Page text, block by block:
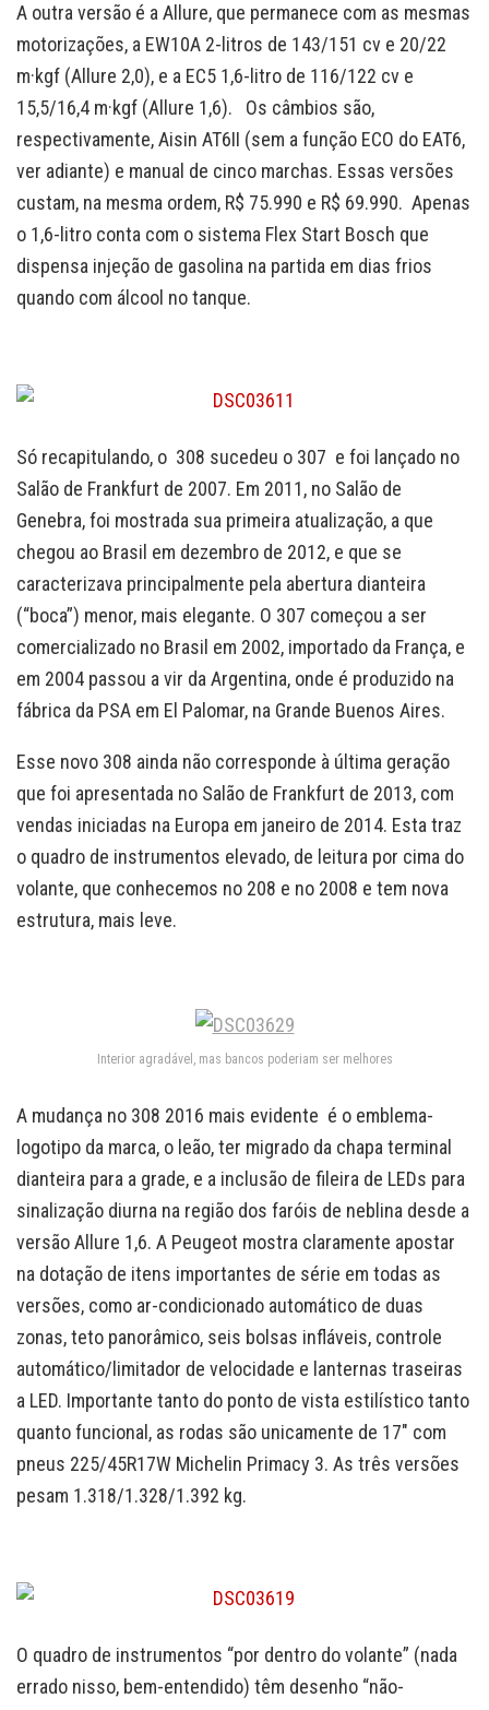
A outra versão é a Allure, que permanece com as mesmas
motorizações, a EW10A 2-litros de 143/151 cv e 20/22
m·kgf (Allure 2,0), e a EC5 1,6-litro de 116/122 cv e
15,5/16,4 m·kgf (Allure 1,6). Os câmbios são,
respectivamente, Aisin AT6II (sem a função ECO do EAT6,
ver adiante) e manual de cinco marchas. Essas versões
custam, na mesma ordem, R$ 75.990 e R$ 69.990. Apenas
o 1,6-litro conta com o sistema Flex Start Bosch que
dispensa injeção de gasolina na partida em dias frios
quando com álcool no tanque.
Só recapitulando, o 308 sucedeu o 307 e foi lançado no
Salão de Frankfurt de 2007. Em 2011, no Salão de
Genebra, foi mostrada sua primeira atualização, a que
chegou ao Brasil em dezembro de 2012, e que se
caracterizava principalmente pela abertura dianteira
(“boca”) menor, mais elegante. O 307 começou a ser
comercializado no Brasil em 2002, importado da França, e
em 2004 passou a vir da Argentina, onde é produzido na
fábrica da PSA em El Palomar, na Grande Buenos Aires.
Esse novo 308 ainda não corresponde à última geração
que foi apresentada no Salão de Frankfurt de 2013, com
vendas iniciadas na Europa em janeiro de 2014. Esta traz
o quadro de instrumentos elevado, de leitura por cima do
volante, que conhecemos no 208 e no 2008 e tem nova
estrutura, mais leve.
Interior agradável, mas bancos poderiam ser melhores
A mudança no 308 2016 mais evidente é o emblema-
logotipo da marca, o leão, ter migrado da chapa terminal
dianteira para a grade, e a inclusão de fileira de LEDs para
sinalização diurna na região dos faróis de neblina desde a
versão Allure 1,6. A Peugeot mostra claramente apostar
na dotação de itens importantes de série em todas as
versões, como ar-condicionado automático de duas
zonas, teto panorâmico, seis bolsas infláveis, controle
automático/limitador de velocidade e lanternas traseiras
a LED. Importante tanto do ponto de vista estilístico tanto
quanto funcional, as rodas são unicamente de 17″ com
pneus 225/45R17W Michelin Primacy 3. As três versões
pesam 1.318/1.328/1.392 kg.
O quadro de instrumentos “por dentro do volante” (nada
errado nisso, bem-entendido) têm desenho “não-